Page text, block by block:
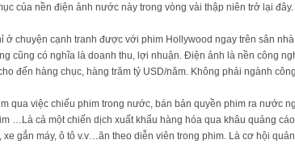
của nền điện ảnh nước này trong vòng vài thập niên trở lại
chuyện cạnh tranh được với phim Hollywood ngay trên sân nhà
cũng có nghĩa là doanh thu, lợi nhuận. Điện ảnh là nền công
đến hàng chục, hàng trăm tỷ USD/năm. Không phải ngành
qua việc chiếu phim trong nước, bán bản quyền phim ra nước
…Là cả một chiến dịch xuất khẩu hàng hóa qua khâu quảng
gắn máy, ô tô v.v…ăn theo diễn viên trong phim. Là cơ hội